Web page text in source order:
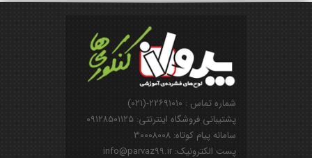
شماره تماس : ۲۲۶۹۱۰۱۰-(۰۲۱)
پشتیبانی فروشگاه اینترنتی: ۰۹۱۲۸۵۰۱۱۲۵
سامانه پیام کوتاه: ۳۰۰۰۸۰۰۸
پست الکترونیک: info@parvaz99.ir